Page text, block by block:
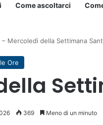
Come ascoltarci
– Mercoledì della Settimana
Ore
369 Meno di un minuto